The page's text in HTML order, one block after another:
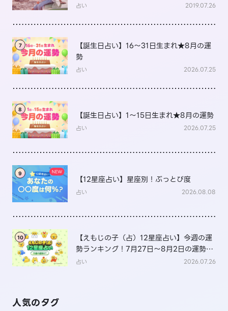
占い 2019.07.26
7
【誕生日占い】16～31日生まれ★8月の運
勢
占い 2026.07.25
8
【誕生日占い】1～15日生まれ★8月の運勢
占い 2026.07.25
9
【12星座占い】星座別！ぶっとび度
占い 2026.08.08
10
【えもじの子（占）12星座占い】今週の運
勢ランキング！7月27日～8月2日の運勢
は？
占い 2026.07.26
人気のタグ